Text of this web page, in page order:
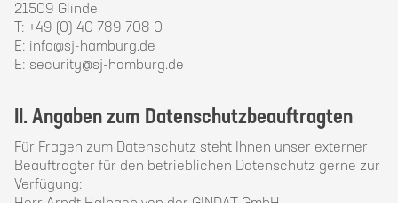
21509 Glinde
T: +49 (0) 40 789 708 0
E: info@sj-hamburg.de
E: security@sj-hamburg.de
II. Angaben zum Datenschutzbeauftragten
Für Fragen zum Datenschutz steht Ihnen unser externer
Beauftragter für den betrieblichen Datenschutz gerne zur
Verfügung: